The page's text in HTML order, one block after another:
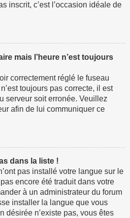
inscrit, c’est l’occasion idéale de
mais l’heure n’est toujours
correctement réglé le fuseau
toujours pas correcte, il est
serveur soit erronée. Veuillez
afin de lui communiquer ce
dans la liste !
pas installé votre langue sur le
encore été traduit dans votre
à un administrateur du forum
installer la langue que vous
désirée n’existe pas, vous êtes